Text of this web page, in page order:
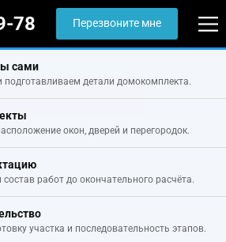
78 Перезвоните мне
сами
подготавливаем детали домокомплекта.
окон, дверей и перегородок.
работ до окончательного расчёта.
участка и последовательность этапов.